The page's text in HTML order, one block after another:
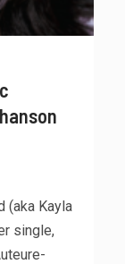
(aka Kayla
single,